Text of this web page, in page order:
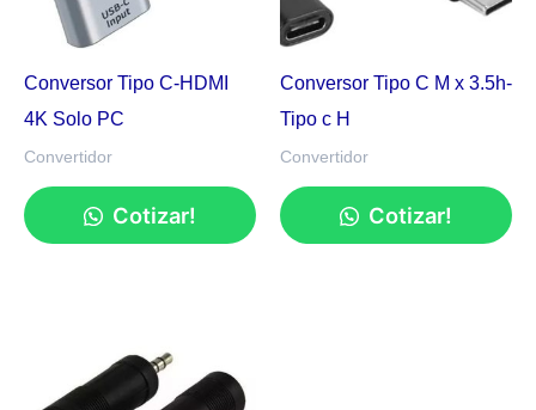
Conversor Tipo C-HDMI
4K Solo PC
Convertidor
Cotizar!
Conversor Tipo C M x 3.5h-
Tipo c H
Convertidor
Cotizar!